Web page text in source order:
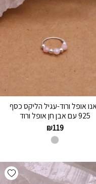
אופל ורוד-עגיל הליקס כסף
925 עם אבן חן אופל ורוד
₪119